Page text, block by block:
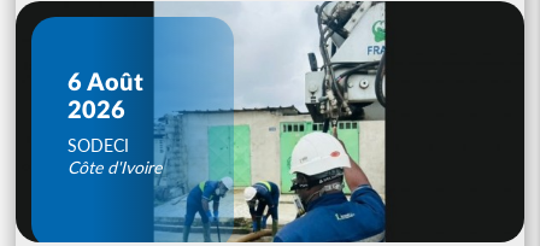
6 Août
2026
SODECI
Côte d'Ivoire